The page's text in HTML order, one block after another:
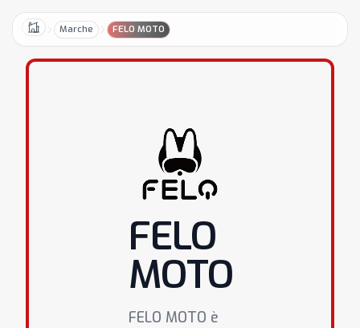
HomeMarche FELO MOTO
FELO
MOTO
FELO MOTO è